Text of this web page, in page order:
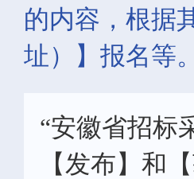
的内容，根据
址）】报名等。
“安徽省招标
【发布】和